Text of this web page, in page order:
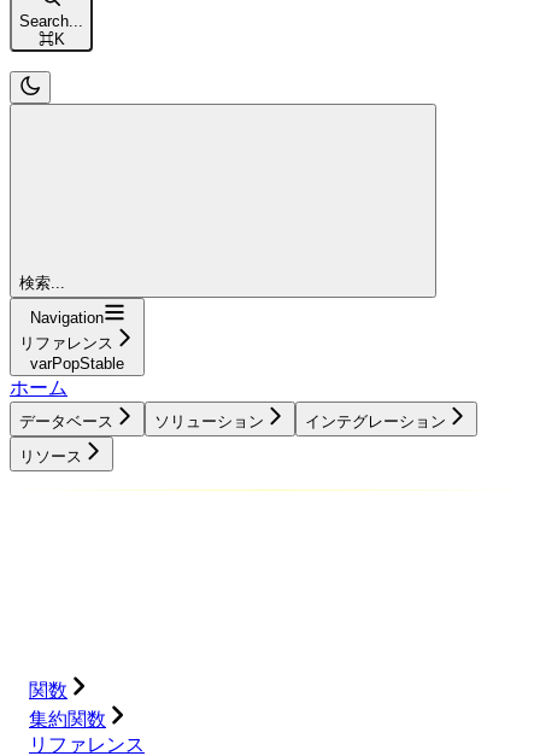
Search...
⌘K
検索...
Navigation
リファレンス
varPopStable
ホーム
データベース ソリューション
インテグレーション
リソース
関数
集約関数
リファレンス